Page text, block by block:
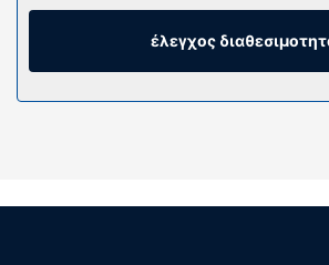
παρέχεται δωρεάν, κι επίσης για τη
προσφέρονται τηλεοράσεις Smart 32
δραστηριότητες που προσφέρονται,
έλεγχος